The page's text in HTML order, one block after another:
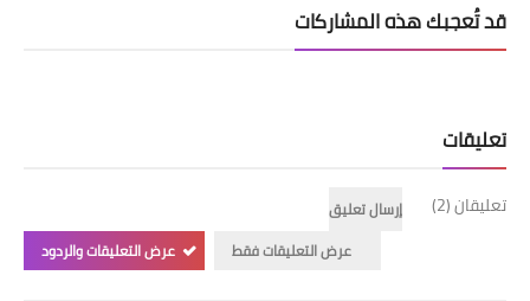
قد تُعجبك هذه المشاركات
تعليقات
تعليقان (2)
إرسال تعليق
عرض التعليقات فقط
عرض التعليقات والردود